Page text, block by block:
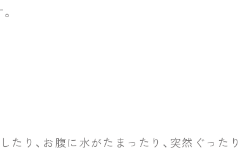
たり、お腹に水がたまったり、突然ぐったり